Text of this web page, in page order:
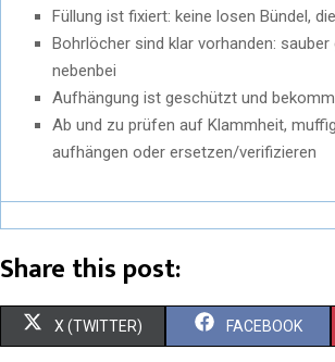
Füllung ist fixiert: keine losen Bündel,
Bohrlöcher sind klar vorhanden:
nebenbei
Aufhängung ist geschützt und
Ab und zu prüfen auf Klammheit,
aufhängen oder ersetzen/verifizieren
Share this post:
X (TWITTER) FACEBOOK